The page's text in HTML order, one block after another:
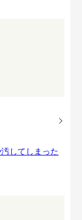
してしまった